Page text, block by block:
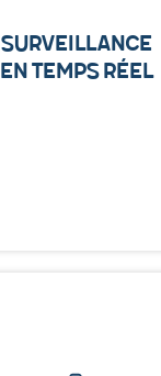
Surveillance
en Temps Réel